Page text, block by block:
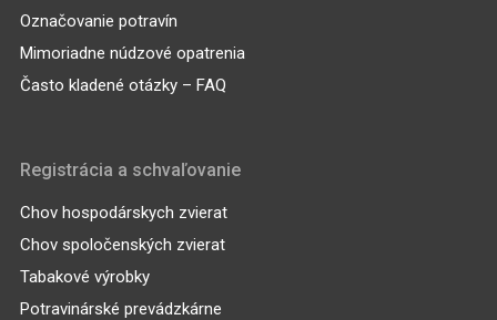
Označovanie potravín
Mimoriadne núdzové opatrenia
Často kladené otázky – FAQ
Registrácia a schvaľovanie
Chov hospodárskych zvierat
Chov spoločenských zvierat
Tabakové výrobky
Potravinárské prevádzkárne